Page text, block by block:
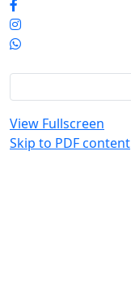
View Fullscreen
Skip to PDF content